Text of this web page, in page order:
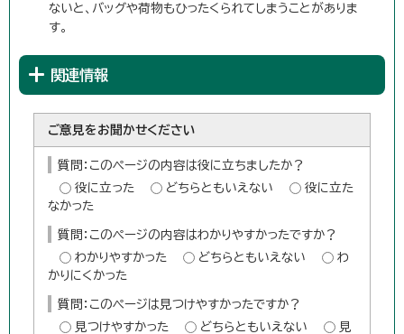
ないと、バッグや荷物もひったくられてしまうことがありま
す。
関連情報
ご意見をお聞かせください
質問：このページの内容は役に立ちましたか？
役に立った
どちらともいえない
役に立た
なかった
質問：このページの内容はわかりやすかったですか？
わかりやすかった
どちらともいえない
わ
かりにくかった
質問：このページは見つけやすかったですか？
見つけやすかった
どちらともいえない
見